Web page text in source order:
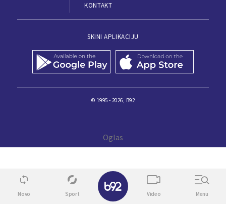
KONTAKT
SKINI APLIKACIJU
© 1995 - 2026, B92
Novo Sport Video Menu
✕